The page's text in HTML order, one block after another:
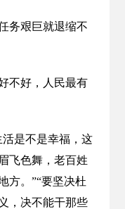
务艰巨就退缩不
不好，人民最有
是不是幸福，这
飞色舞，老百姓
方。”“要坚决杜
，决不能干那些